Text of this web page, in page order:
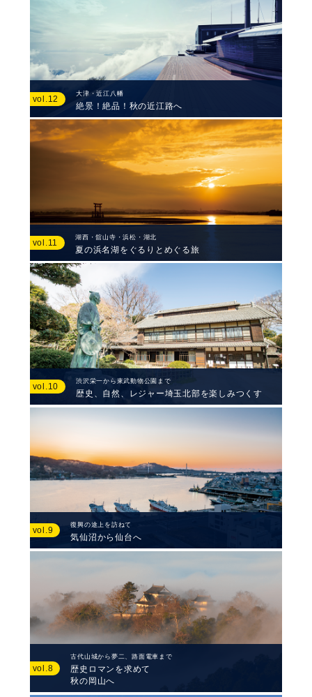
vol.12
大津・近江八幡
絶景！絶品！秋の近江路へ
vol.11
湖西・舘山寺・浜松・湖北
夏の浜名湖をぐるりとめぐる旅
vol.10
渋沢栄一から東武動物公園まで
歴史、自然、レジャー埼玉北部を楽しみつくす
vol.9
復興の途上を訪ねて
気仙沼から仙台へ
vol.8
古代山城から夢二、路面電車まで
歴史ロマンを求めて
秋の岡山へ